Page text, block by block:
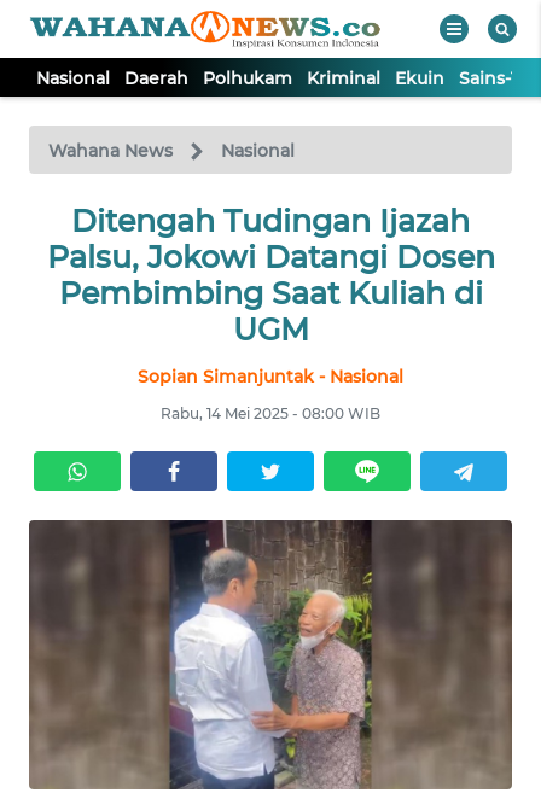
Nasional Daerah Polhukam Kriminal Ekuin Sains-
Wahana News Nasional
Ditengah Tudingan Ijazah
Palsu, Jokowi Datangi Dosen
Pembimbing Saat Kuliah di
UGM
Sopian Simanjuntak - Nasional
Rabu, 14 Mei 2025 - 08:00 WIB
TV
Tutup
NASIONAL
DAERAH
EKUIN
SAINS-TEKNO
INTERNASIONAL
SERBA-SERBI